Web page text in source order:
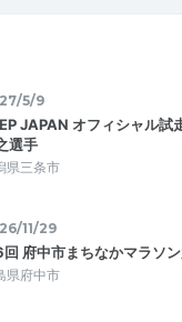
5/9
JAPAN オフィシャル
選手
県三条市
11/29
府中市まちなかマラソ
県府中市